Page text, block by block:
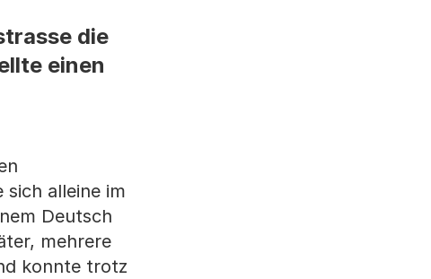
die
einen
alleine im
Deutsch
mehrere
konnte trotz